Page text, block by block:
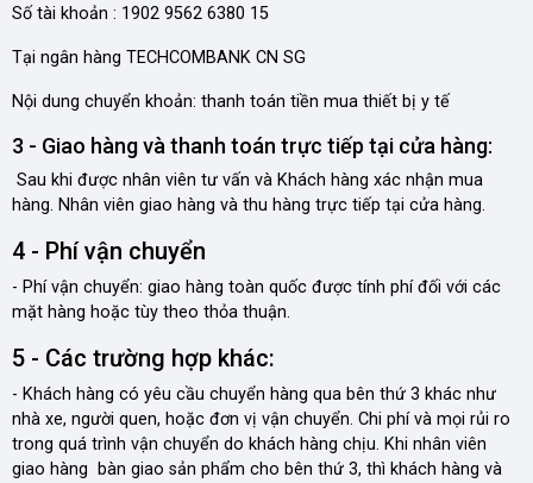
Số tài khoản : 1902 9562 6380 15
Tại ngân hàng TECHCOMBANK CN SG
Nội dung chuyển khoản: thanh toán tiền mua thiết bị y tế
3 - Giao hàng và thanh toán trực tiếp tại cửa hàng:
Sau khi được nhân viên tư vấn và Khách hàng xác nhận mua
hàng. Nhân viên giao hàng và thu hàng trực tiếp tại cửa hàng.
4 - Phí vận chuyển
- Phí vận chuyển: giao hàng toàn quốc được tính phí đối với các
mặt hàng hoặc tùy theo thỏa thuận.
5 - Các trường hợp khác:
- Khách hàng có yêu cầu chuyển hàng qua bên thứ 3 khác như
nhà xe, người quen, hoặc đơn vị vận chuyển. Chi phí và mọi rủi ro
trong quá trình vận chuyển do khách hàng chịu. Khi nhân viên
giao hàng bàn giao sản phẩm cho bên thứ 3, thì khách hàng và